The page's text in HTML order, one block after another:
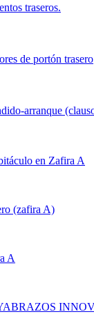
traseros.
de portón trasero
arranque
en Zafira A
(zafira A)
A